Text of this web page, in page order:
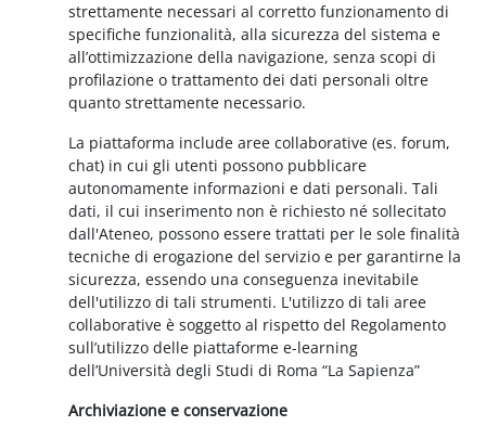
strettamente necessari al corretto funzionamento di
specifiche funzionalità, alla sicurezza del sistema e
all’ottimizzazione della navigazione, senza scopi di
profilazione o trattamento dei dati personali oltre
quanto strettamente necessario.
La piattaforma include aree collaborative (es. forum,
chat) in cui gli utenti possono pubblicare
autonomamente informazioni e dati personali. Tali
dati, il cui inserimento non è richiesto né sollecitato
dall'Ateneo, possono essere trattati per le sole finalità
tecniche di erogazione del servizio e per garantirne la
sicurezza, essendo una conseguenza inevitabile
dell'utilizzo di tali strumenti. L'utilizzo di tali aree
collaborative è soggetto al rispetto del Regolamento
sull’utilizzo delle piattaforme e-learning
dell’Università degli Studi di Roma “La Sapienza”
Archiviazione e conservazione